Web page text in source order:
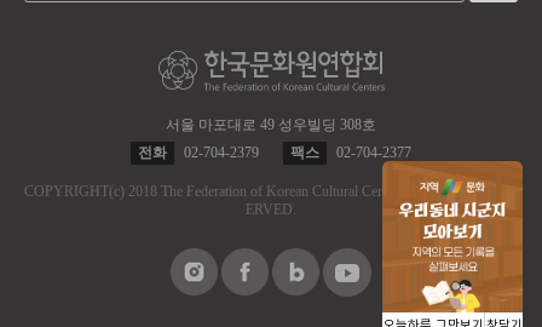
서울 마포대로 49 성우빌딩 308호
전화
02-704-2379 팩스 02-704-2377
COPYRIGHT(c) 2018 The Federation of Korean Cultural Centers.
ALL RIGHT RES
ERVED.